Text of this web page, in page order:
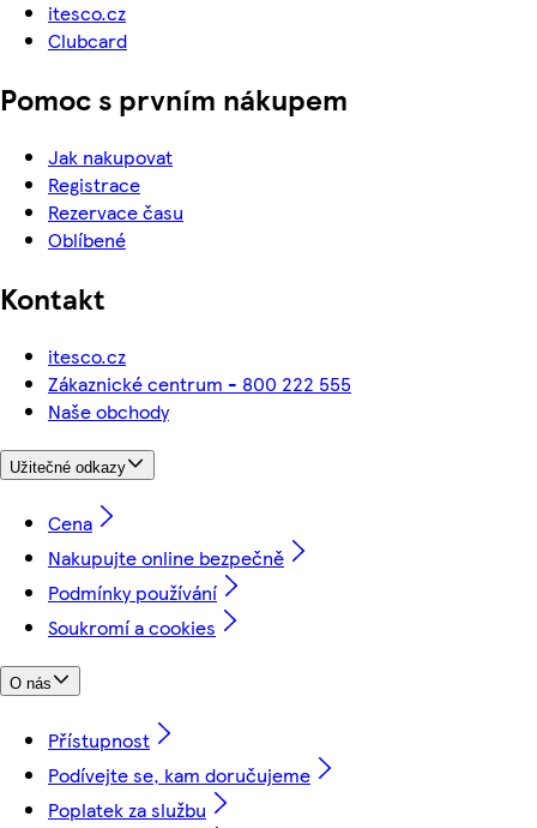
itesco.cz
Clubcard
Pomoc s prvním nákupem
Jak nakupovat
Registrace
Rezervace času
Oblíbené
Kontakt
itesco.cz
Zákaznické centrum - 800 222 555
Naše obchody
Užitečné odkazy
Cena
Nakupujte online bezpečně
Podmínky používání
Soukromí a cookies
O nás
Přístupnost
Podívejte se, kam doručujeme
Poplatek za službu